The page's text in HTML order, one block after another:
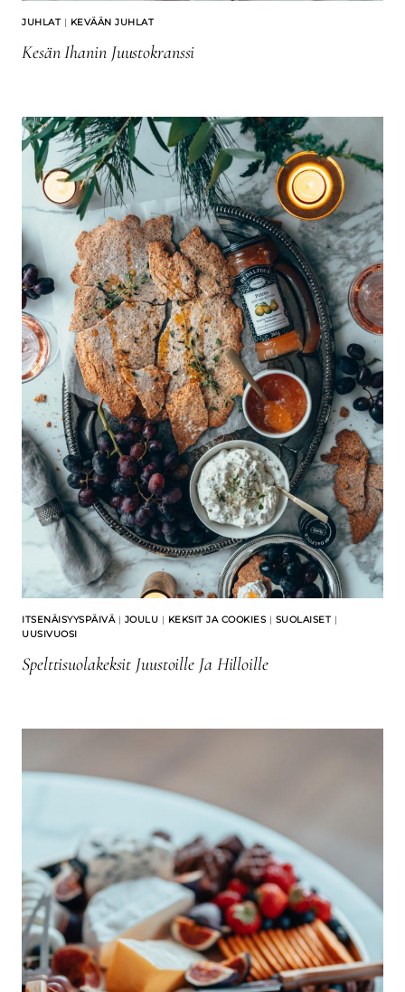
JUHLAT | KEVÄÄN JUHLAT
Kesän Ihanin Juustokranssi
ITSENÄISYYSPÄIVÄ| JOULU | KEKSIT JA COOKIES | SUOLAISET |
UUSIVUOSI
Spelttisuolakeksit Juustoille Ja Hilloille